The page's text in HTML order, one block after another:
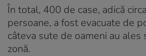
În total, 400 de case, adică
persoane, a fost evacuate de
câteva sute de oameni au ales
zonă.